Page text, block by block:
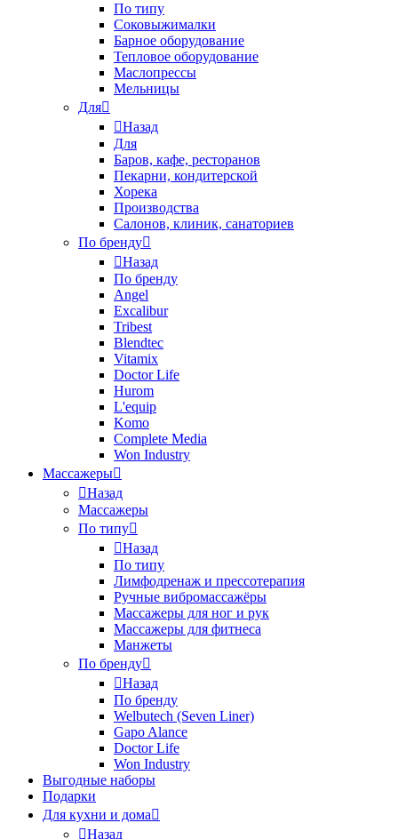
По типу
Соковыжималки
Барное оборудование
Тепловое оборудование
Маслопрессы
Мельницы
Для
Назад
Для
Баров, кафе, ресторанов
Пекарни, кондитерской
Хорека
Производства
Салонов, клиник, санаториев
По бренду
Назад
По бренду
Angel
Excalibur
Tribest
Blendtec
Vitamix
Doctor Life
Hurom
L'equip
Komo
Complete Media
Won Industry
Массажеры
Назад
Массажеры
По типу
Назад
По типу
Лимфодренаж и прессотерапия
Ручные вибромассажёры
Массажеры для ног и рук
Массажеры для фитнеса
Манжеты
По бренду
Назад
По бренду
Welbutech (Seven Liner)
Gapo Alance
Doctor Life
Won Industry
Выгодные наборы
Подарки
Для кухни и дома
Назад